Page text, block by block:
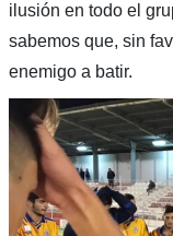
ilusión en todo el
sabemos que, sin
enemigo a batir.